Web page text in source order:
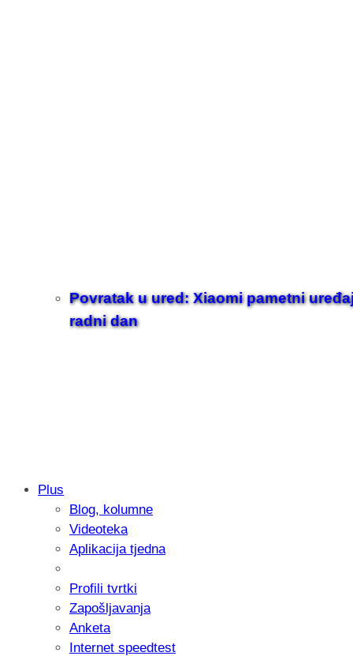
Povratak u ured: Xiaomi pametni
radni dan
Samsung otkrio kako je nastajala
donijelo tanje i izdržljivije preklopne
Plus
Blog, kolumne
Videoteka
Aplikacija tjedna
Profili tvrtki
Zapošljavanja
Anketa
Internet speedtest